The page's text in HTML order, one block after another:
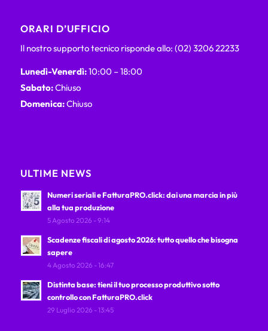
ORARI D’UFFICIO
Il nostro supporto tecnico risponde allo: (02) 3206 22233
Lunedì-Venerdì:10:00 – 18:00
Sabato:Chiuso
Domenica:Chiuso
ULTIME NEWS
Numeri seriali e FatturaPRO.click: dai una marcia in più
alla tua produzione
5 Agosto 2026 - 9:14
Scadenze fiscali di agosto 2026: tutto quello che bisogna
sapere
4 Agosto 2026 - 16:47
Distinta base: tieni il tuo processo produttivo sotto
controllo con FatturaPRO.click
29 Luglio 2026 - 13:45